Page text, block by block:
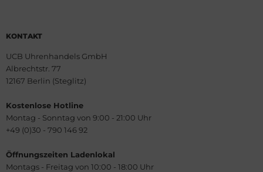
KONTAKT
UCB Uhrenhandels GmbH
Albrechtstr. 77
12167 Berlin (Steglitz)
Kostenlose Hotline
Montag - Sonntag von 9:00 - 21:00 Uhr
+49 (0)30 - 790 146 92
Öffnungszeiten Ladenlokal
Montags - Freitag von 10:00 - 18:00 Uhr